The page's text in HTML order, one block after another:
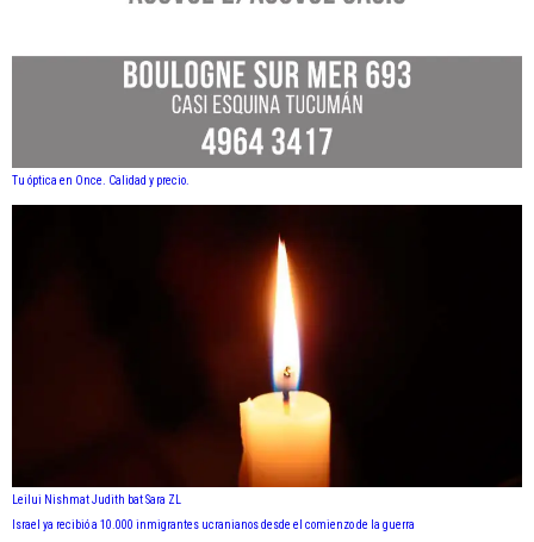
Tu óptica en Once. Calidad y precio.
Leilui Nishmat Judith bat Sara ZL
Israel ya recibió a 10.000 inmigrantes ucranianos desde el comienzo de la guerra